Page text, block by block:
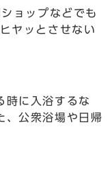
ョップなどでも
ヤッとさせない
時に入浴するな
、公衆浴場や日帰